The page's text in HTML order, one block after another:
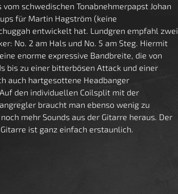
schwedischen Tonabnehmerpapst Johan
für Martin Hagström (keine
entwickelt hat. Lundgren empfahl zwei
No. 2 am Hals und No. 5 am Steg. Hiermit
enorme expressive Bandbreite, die von
bis zu einer bitterbösen Attack und einer
auch hartgesottene Headbanger
den individuellen Coilsplit mit der
braucht man ebenso wenig zu
mehr Sounds aus der Gitarre heraus. Der
ist ganz einfach erstaunlich.